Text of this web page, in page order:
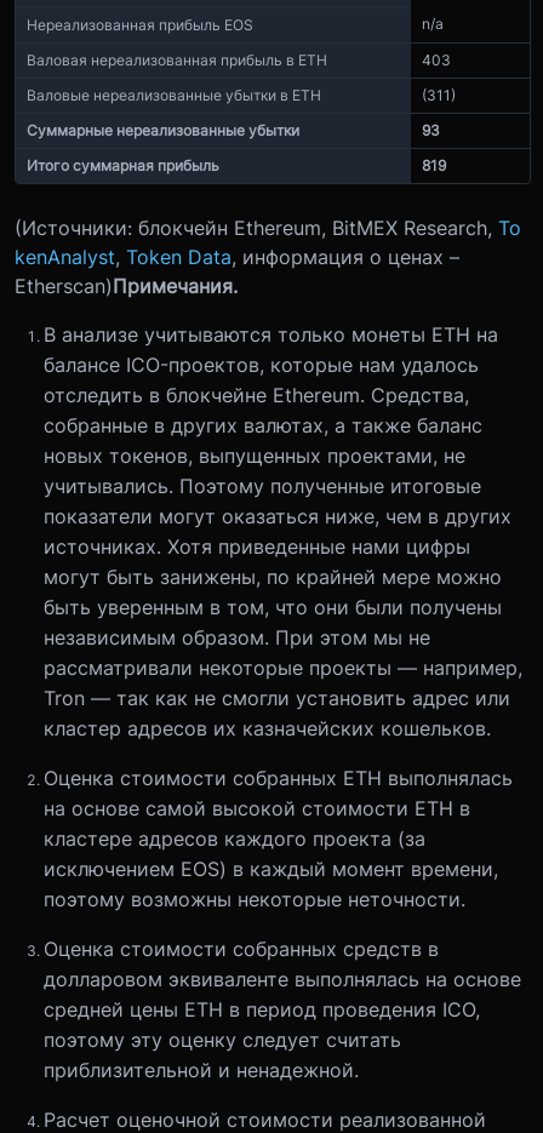
Нереализованная прибыль EOS
n/a
Валовая нереализованная прибыль в ETH
403
Валовые нереализованные убытки в ETH
(311)
Суммарные нереализованные убытки
93
Итого суммарная прибыль
819
(Источники: блокчейн Ethereum, BitMEX Research, To
kenAnalyst, Token Data, информация о ценах –
Etherscan)Примечания.
В анализе учитываются только монеты ETH на
балансе ICO-проектов, которые нам удалось
отследить в блокчейне Ethereum. Средства,
собранные в других валютах, а также баланс
новых токенов, выпущенных проектами, не
учитывались. Поэтому полученные итоговые
показатели могут оказаться ниже, чем в других
источниках. Хотя приведенные нами цифры
могут быть занижены, по крайней мере можно
быть уверенным в том, что они были получены
независимым образом. При этом мы не
рассматривали некоторые проекты — например,
Tron — так как не смогли установить адрес или
кластер адресов их казначейских кошельков.
Оценка стоимости собранных ETH выполнялась
на основе самой высокой стоимости ETH в
кластере адресов каждого проекта (за
исключением EOS) в каждый момент времени,
поэтому возможны некоторые неточности.
Оценка стоимости собранных средств в
долларовом эквиваленте выполнялась на основе
средней цены ETH в период проведения ICO,
поэтому эту оценку следует считать
приблизительной и ненадежной.
Расчет оценочной стоимости реализованной